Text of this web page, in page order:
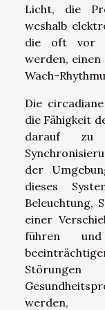
Licht, die
weshalb
die oft vor
werden, einen
Wach-
Die
die Fähigkeit
darauf
der
dieses
Beleuchtung,
einer
führen